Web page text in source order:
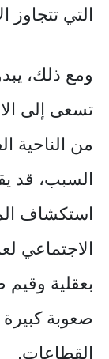
التي تتجاوز
ومع ذلك،
تسعى إلى
من الناحية
السبب، قد
استكشاف
الاجتماعي
بعقلية وقيم
صعوبة
القطاعات.